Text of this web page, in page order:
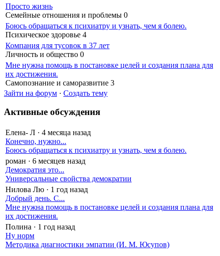
Просто жизнь
Семейные отношения и проблемы 0
Боюсь обращаться к психиатру и узнать, чем я болею.
Психическое здоровье 4
Компания для тусовок в 37 лет
Личность и общество 0
Мне нужна помощь в постановке целей и создания плана для
их достижения.
Самопознание и саморазвитие 3
Зайти на форум · Создать тему
Активные обсуждения
Елена- Л · 4 месяца назад
Конечно, нужно...
Боюсь обращаться к психиатру и узнать, чем я болею.
роман · 6 месяцев назад
Демократия это...
Универсальные свойства демократии
Нилова Лю · 1 год назад
Добрый день. С...
Мне нужна помощь в постановке целей и создания плана для
их достижения.
Полина · 1 год назад
Ну норм
Методика диагностики эмпатии (И. М. Юсупов)